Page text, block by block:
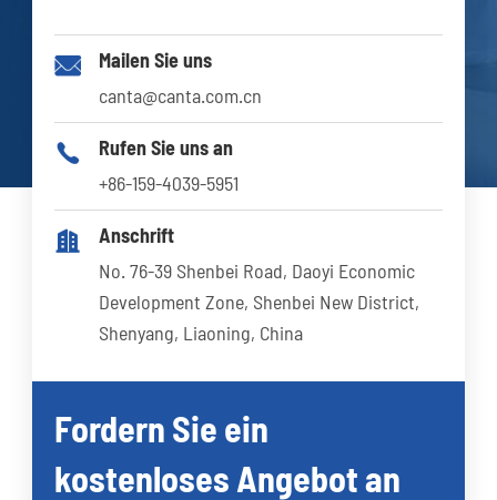

Mailen Sie uns
canta@canta.com.cn

Rufen Sie uns an
+86-159-4039-5951

Anschrift
No. 76-39 Shenbei Road, Daoyi Economic
Development Zone, Shenbei New District,
Shenyang, Liaoning, China
Fordern Sie ein
kostenloses Angebot an